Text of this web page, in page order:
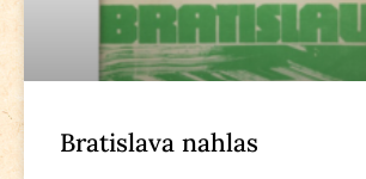
Bratislava nahlas